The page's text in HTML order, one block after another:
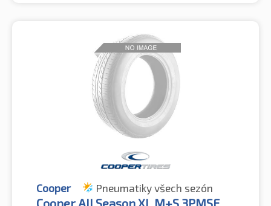
Cooper Pneumatiky všech sezón
Cooper All Season XL M+S 3PMSF